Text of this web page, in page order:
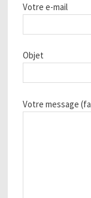
Votre e-mail
Objet
Votre message